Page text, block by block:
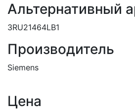
Альтернативный
3RU21464LB1
Производитель
Siemens
Цена